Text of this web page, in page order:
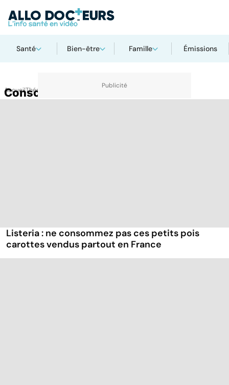
Santé Bien-être Famille Émissions
AccueilThématiques
Consommateur
Listeria : ne consommez pas ces petits pois
carottes vendus partout en France